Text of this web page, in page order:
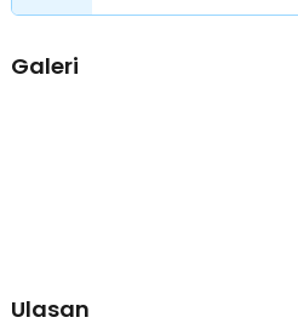
Kelengkapan Produk
Galeri
Ulasan